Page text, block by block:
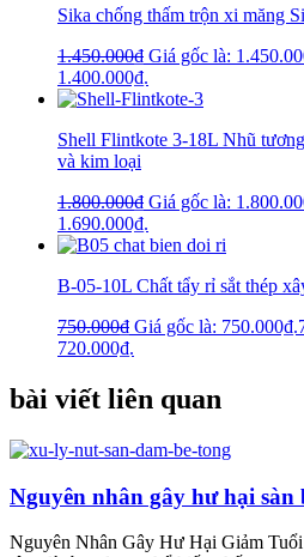
Sika chống thấm trộn xi măng
1.450.000₫ Giá gốc là:
1.400.000₫.
Shell Flintkote 3-18L Nhũ
và kim loại
1.800.000₫ Giá gốc là:
1.690.000₫.
B-05-10L Chất tẩy rỉ sắt thép
750.000₫ Giá gốc là: 750.000₫.
720.000₫.
bài viết liên quan
Nguyên nhân gây hư hại sàn
Nguyên Nhân Gây Hư Hại Giảm